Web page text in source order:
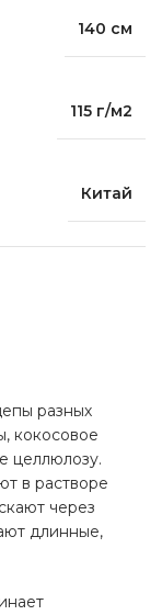
разных
кокосовое
целлюлозу.
в растворе
через
длинные,
140 см
115 г/м2
Китай